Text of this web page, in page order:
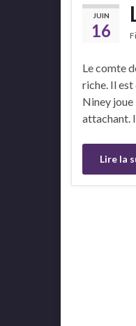
JUIN
16
Le comte
riche. Il est
Niney
attachant.
Lire la